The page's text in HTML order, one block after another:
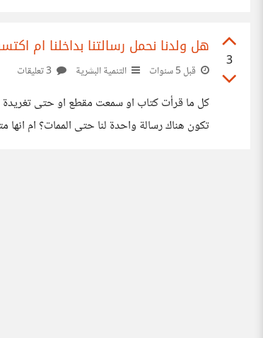
3
هل ولدنا نحمل رسالتنا بداخلنا ام
قبل 5 سنوات التنمية البشرية
كل ما قرأت كتاب او سمعت مقطع او حتى تغريدة
تكون هناك رسالة واحدة لنا حتى الممات؟ ام